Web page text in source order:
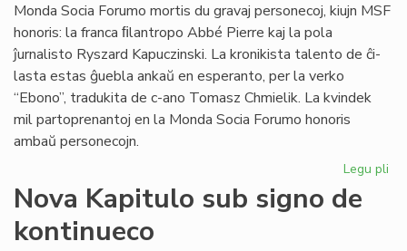
Monda Socia Forumo mortis du gravaj personecoj, kiujn MSF
honoris: la franca ﬁlantropo Abbé Pierre kaj la pola
ĵurnalisto Ryszard Kapuczinski. La kronikista talento de ĉi-
lasta estas ĝuebla ankaŭ en esperanto, per la verko
“Ebono”, tradukita de c-ano Tomasz Chmielik. La kvindek
mil partoprenantoj en la Monda Socia Forumo honoris
ambaŭ personecojn.
Legu pli
Nova Kapitulo sub signo de
kontinueco